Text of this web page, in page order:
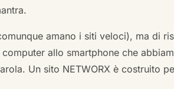
amano i siti veloci), ma di
allo smartphone che
Un sito NETWORX è costruito